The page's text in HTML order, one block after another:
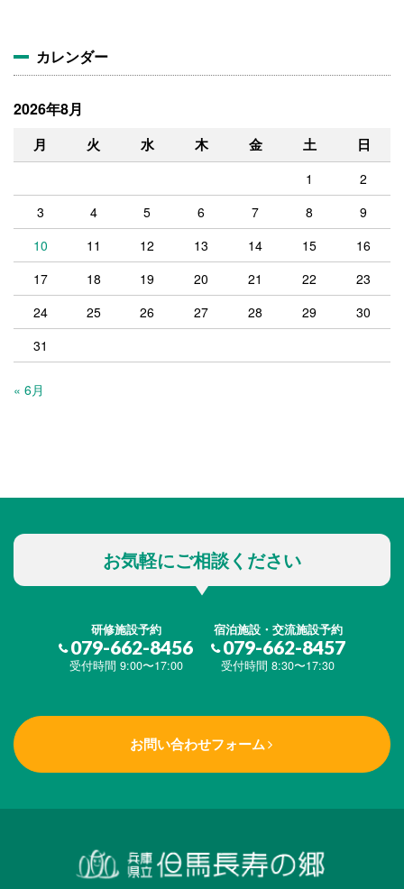
カレンダー
2026年8月
月 火 水 木 金 土 日
1
2
3
4 5 6 7 8
9
10
11 12 13 14 15
16
17
18 19 20 21 22
23
24
25 26 27 28 29
30
31
« 6月
お気軽にご相談ください
研修施設予約
079-662-8456
受付時間 9:00〜17:00
宿泊施設・交流施設予約
079-662-8457
受付時間 8:30〜17:30
お問い合わせフォーム